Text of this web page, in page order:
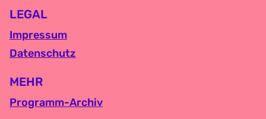
LEGAL
Impressum
Datenschutz
MEHR
Programm-Archiv